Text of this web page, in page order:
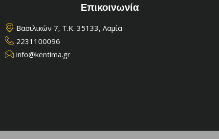
Επικοινωνία
Βασιλικών 7, Τ.Κ. 35133, Λαμία
2231100096
info@kentima.gr